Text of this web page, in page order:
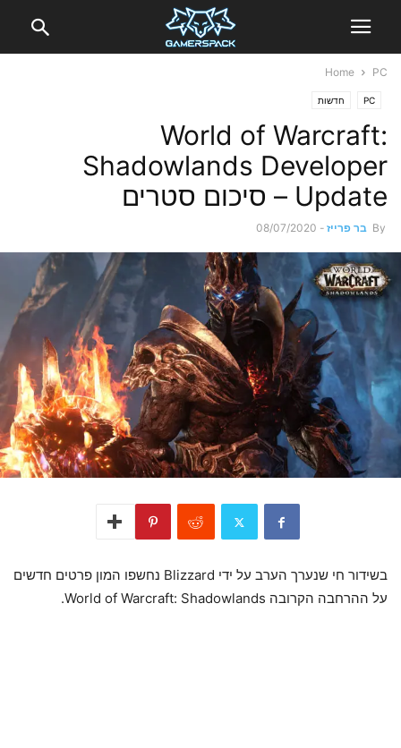
Home PC
PC חדשות
World of Warcraft:
Shadowlands Developer
Update – סיכום סטרים
By בר פרייז -
08/07/2020
בשידור חי שנערך הערב על ידי Blizzard נחשפו המון פרטים חדשים
על ההרחבה הקרובה World of Warcraft: Shadowlands.